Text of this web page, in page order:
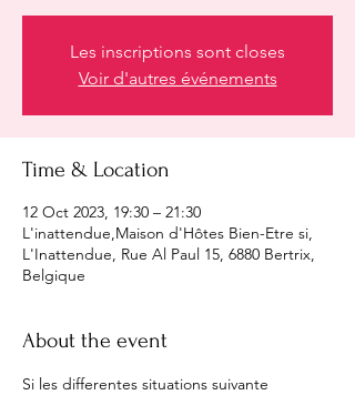
Les inscriptions sont closes
Voir d'autres événements
Time & Location
12 Oct 2023, 19:30 – 21:30
L'inattendue,Maison d'Hôtes Bien-Etre si,
L'Inattendue, Rue Al Paul 15, 6880 Bertrix,
Belgique
About the event
Si les differentes situations suivante